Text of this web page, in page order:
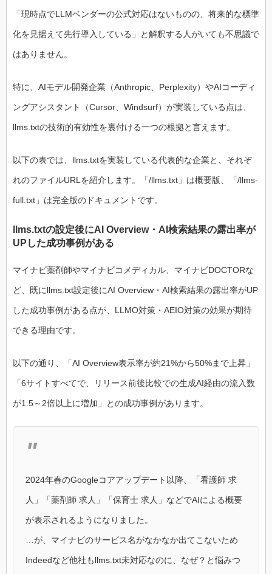
「現時点でLLMベンダーの公式対応はないものの、将来的な標準
化を見据えて先行導入している」と解釈する人がいても不思議で
はありません。
特に、AIモデル開発企業（Anthropic、Perplexity）やAIコーディ
ングアシスタント（Cursor、Windsurf）が実装している点は、
llms.txtの技術的有効性を裏付ける一つの根拠と言えます。
以下の表では、llms.txtを実装している代表的な企業と、それぞ
れのファイルURLを紹介します。「/llms.txt」は概要版、「/llms-
full.txt」は完全版のドキュメントです。
llms.txtの設定後にAI Overview・AI検索結果の露出率が
UPした成功事例がある
マイナビ薬剤師やマイナビコメディカル、マイナビDOCTORな
ど、既にllms.txt設定後にAI Overview・AI検索結果の露出率がUP
した成功事例がある点が、LLMO対策・AEIO対策の効果が期待
できる理由です。
以下の通り、「AI Overview表示率が約21%から50%まで上昇」
「6サイトすべてで、リリース前後比較での生成AI経由の流入数
が1.5～2倍以上に増加」との成功事例があります。
2024年春のGoogleコアアップデート以降、「看護師 求
人」「薬剤師 求人」「保育士 求人」などでAIによる概要
が表示されるようになりました。
…が、マイナビのサービス名がなかなか出てこないため
Indeedなど他社もllms.txt未対応なのに、なぜ？と悩みつ